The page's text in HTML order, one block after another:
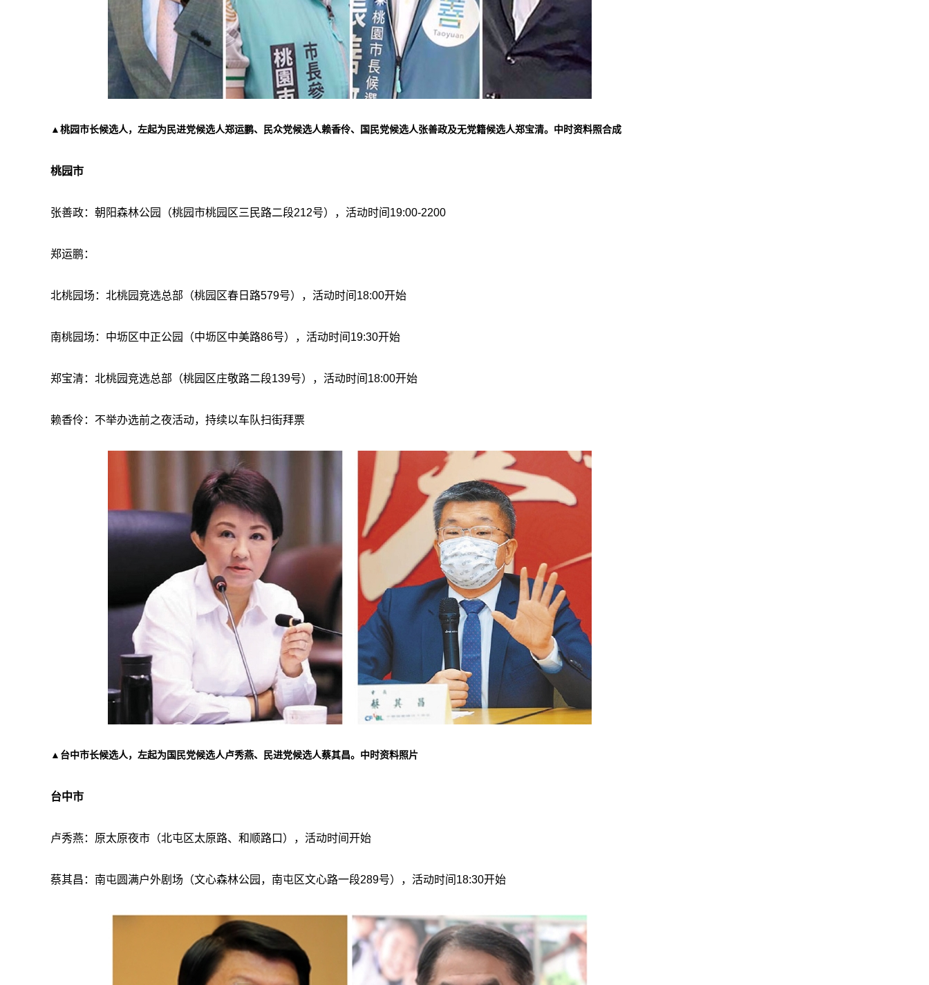
▲桃园市长候选人，左起为民进党候选人郑运鹏、民众党候选人赖香伶、国民党候选人张善政及无党籍候选人郑宝清。中时资料照合成
桃园市
张善政：朝阳森林公园（桃园市桃园区三民路二段212号），活动时间19:00-2200
郑运鹏：
北桃园场：北桃园竞选总部（桃园区春日路579号），活动时间18:00开始
南桃园场：中坜区中正公园（中坜区中美路86号），活动时间19:30开始
郑宝清：北桃园竞选总部（桃园区庄敬路二段139号），活动时间18:00开始
赖香伶：不举办选前之夜活动，持续以车队扫街拜票
▲台中市长候选人，左起为国民党候选人卢秀燕、民进党候选人蔡其昌。中时资料照片
台中市
卢秀燕：原太原夜市（北屯区太原路、和顺路口），活动时间开始
蔡其昌：南屯圆满户外剧场（文心森林公园，南屯区文心路一段289号），活动时间18:30开始